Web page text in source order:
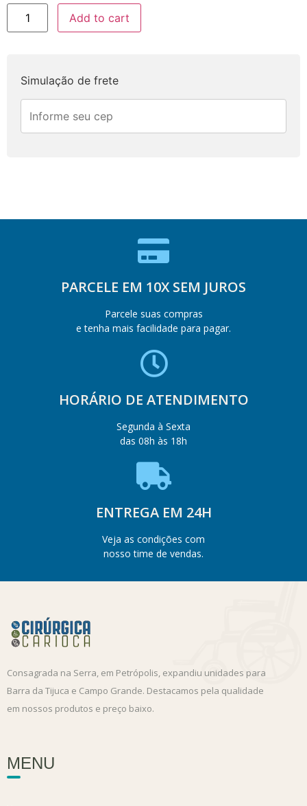
Add to cart
Simulação de frete
PARCELE EM 10X SEM JUROS
Parcele suas compras
e tenha mais facilidade para pagar.
HORÁRIO DE ATENDIMENTO
Segunda à Sexta
das 08h às 18h
ENTREGA EM 24H
Veja as condições com
nosso time de vendas.
Consagrada na Serra, em Petrópolis, expandiu unidades para
Barra da Tijuca e Campo Grande. Destacamos pela qualidade
em nossos produtos e preço baixo.
MENU